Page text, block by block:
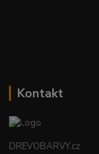
Kontakt
DREVOBARVY.cz